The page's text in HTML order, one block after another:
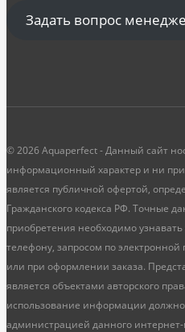
Задать вопрос
© 2026 Aquaperfect - Данный сайт
информационный характер и ни при
является публичной офертой,
Гражданского кодекса РФ. Точные
приобретения необходимо
телефону, запросом по
или при оформлении заказа.
является объектами авторского
использование информации должно
администрацией данного